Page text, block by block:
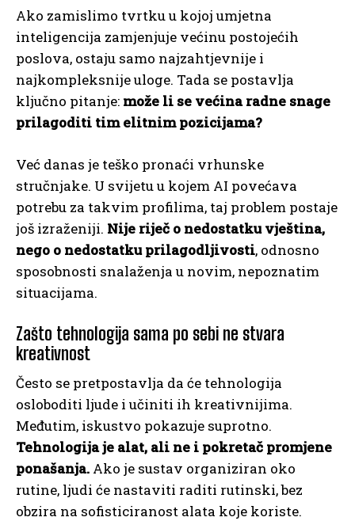
Ako zamislimo tvrtku u kojoj umjetna
inteligencija zamjenjuje većinu postojećih
poslova, ostaju samo najzahtjevnije i
najkompleksnije uloge. Tada se postavlja
ključno pitanje: može li se većina radne snage
prilagoditi tim elitnim pozicijama?
Već danas je teško pronaći vrhunske
stručnjake. U svijetu u kojem AI povećava
potrebu za takvim profilima, taj problem postaje
još izraženiji. Nije riječ o nedostatku vještina,
nego o nedostatku prilagodljivosti, odnosno
sposobnosti snalaženja u novim, nepoznatim
situacijama.
Zašto tehnologija sama po sebi ne stvara
kreativnost
Često se pretpostavlja da će tehnologija
osloboditi ljude i učiniti ih kreativnijima.
Međutim, iskustvo pokazuje suprotno.
Tehnologija je alat, ali ne i pokretač promjene
ponašanja. Ako je sustav organiziran oko
rutine, ljudi će nastaviti raditi rutinski, bez
obzira na sofisticiranost alata koje koriste.